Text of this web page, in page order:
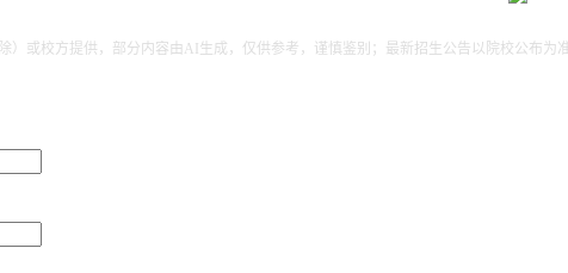
）或校方提供，部分内容由AI生成，仅供参考，谨慎鉴别；最新招生公告以院校公布为准